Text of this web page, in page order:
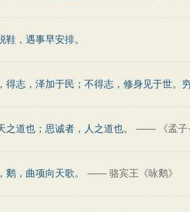
鞋，遇事早安排。
得志，泽加于民；不得志，修身见于世。
之道也；思诚者，人之道也。 —— 《孟
鹅，曲项向天歌。 —— 骆宾王《咏鹅》